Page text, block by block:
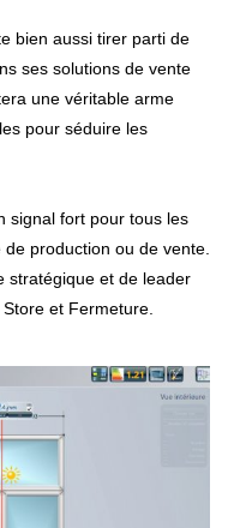
bien aussi tirer parti de
ses solutions de vente
une véritable arme
pour séduire les
signal fort pour tous les
de production ou de vente.
stratégique et de leader
et Fermeture.